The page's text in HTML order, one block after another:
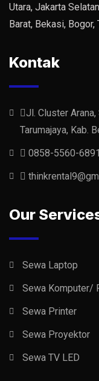
Utara, Jakarta
Barat, Bekasi, Bogor,
Kontak
Jl. Cluster Arana,
Tarumajaya, Kab.
0858-5560-6891
Our
Sewa Laptop
Sewa Komputer/
Sewa Printer
Sewa Proyektor
Sewa TV LED